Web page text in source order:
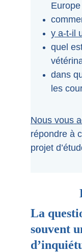
Et si
y a-t-il
quel
dans
les
Nous vous
répondre à
projet
Bon
La
souvent